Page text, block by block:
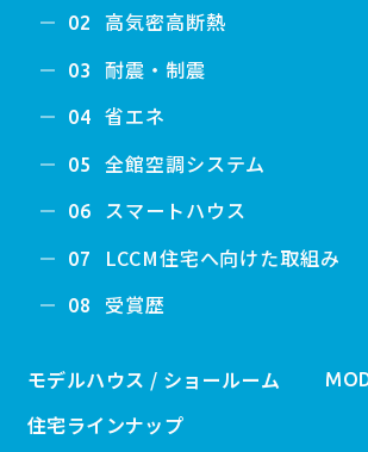
02 高気密高断熱
03 耐震・制震
04 省エネ
05 全館空調システム
06 スマートハウス
07 LCCM住宅へ向けた取組み
08 受賞歴
モデルハウス / ショールーム
住宅ラインナップ